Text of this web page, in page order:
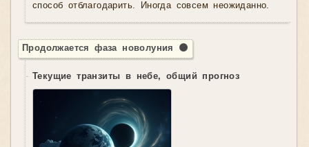
способ отблагодарить. Иногда совсем неожиданно.
Продолжается фаза новолуния 🌑
Текущие транзиты в небе, общий прогноз